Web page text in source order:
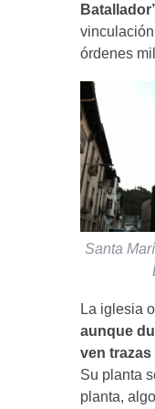
órdenes
Santa
La iglesia
aunque
ven
Su planta
planta,